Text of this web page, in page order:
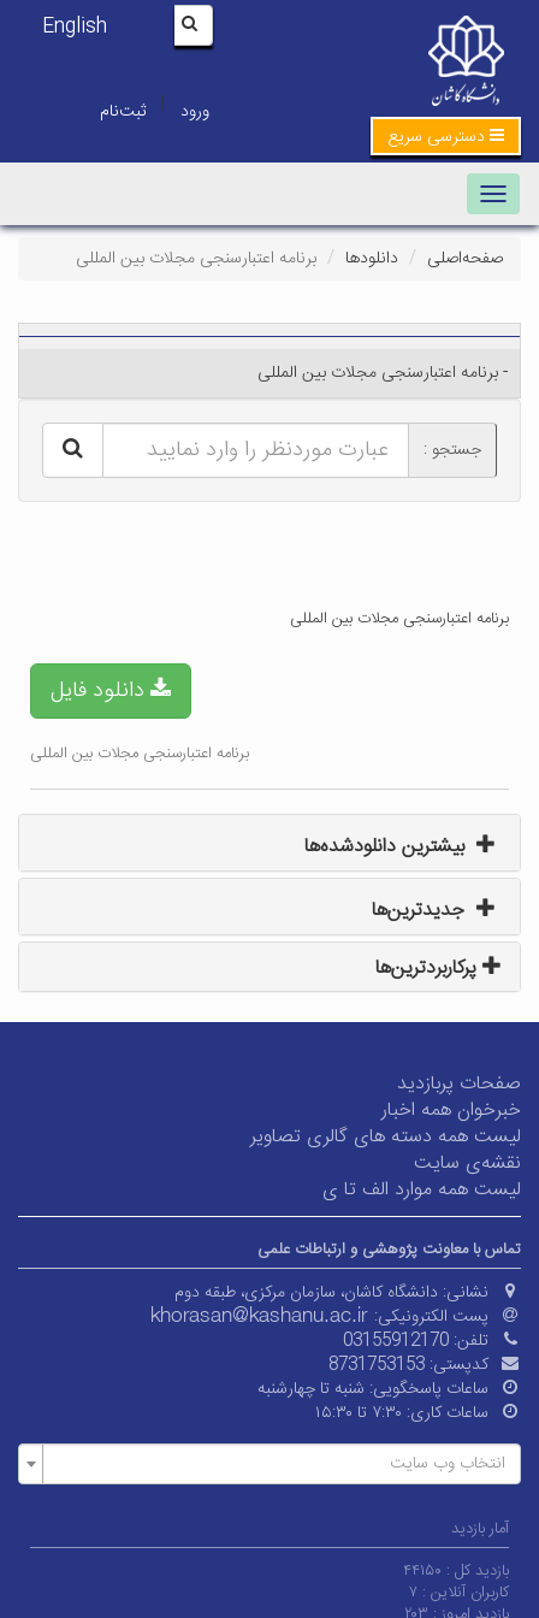
English
ورود | ثبت‌نام
دسترسی سریع
Toggle navigation
صفحه‌اصلی دانلودها برنامه اعتبارسنجی مجلات بین المللی
- برنامه اعتبارسنجی مجلات بین المللی
جستجو :
برنامه اعتبارسنجی مجلات بین المللی
دانلود فایل
برنامه اعتبارسنجی مجلات بین المللی
بیشترین دانلودشده‌ها
جدیدترین‌ها
پرکاربردترین‌ها
صفحات پربازدید
خبرخوان همه اخبار
لیست همه دسته های گالری تصاویر
نقشه‌ی سایت
لیست همه موارد الف تا ی
تماس با معاونت پژوهشی و ارتباطات علمی
نشانی: دانشگاه کاشان، سازمان مرکزی، طبقه دوم
پست الکترونیکی:
تلفن: 03155912170
کدپستی: 8731753153
ساعات پاسخگویی: شنبه تا چهارشنبه
ساعات کاری: ۷:۳۰ تا ۱۵:۳۰
انتخاب وب سایت
آمار بازدید
بازدید کل : ۴۴۱۵۰
کاربران آنلاین : ۷